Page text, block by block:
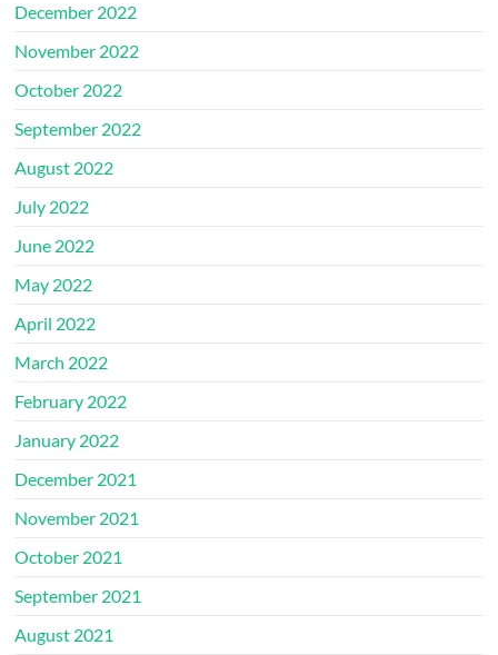
December 2022
November 2022
October 2022
September 2022
August 2022
July 2022
June 2022
May 2022
April 2022
March 2022
February 2022
January 2022
December 2021
November 2021
October 2021
September 2021
August 2021